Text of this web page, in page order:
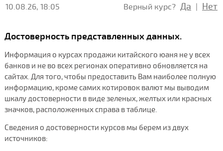
10.08.26, 18:05 Верный курс? Да | Нет
Достоверность представленных данных.
Информация о курсах продажи китайского юаня не у всех
банков и не во всех регионах оперативно обновляется на
сайтах. Для того, чтобы предоставить Вам наиболее полную
информацию, кроме самих котировок валют мы выводим
шкалу достоверности в виде зеленых, желтых или красных
значков, расположенных справа в таблице.
Сведения о достоверности курсов мы берем из двух
источников: